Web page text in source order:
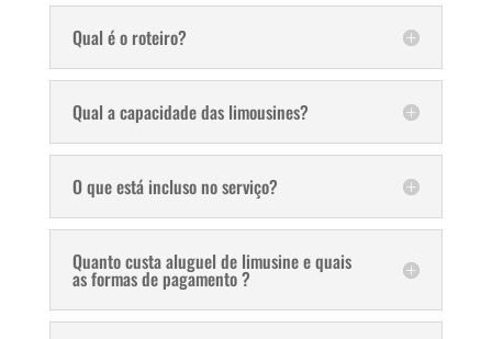
Qual é o roteiro?
Qual a capacidade das limousines?
O que está incluso no serviço?
Quanto custa aluguel de limusine e quais
as formas de pagamento ?